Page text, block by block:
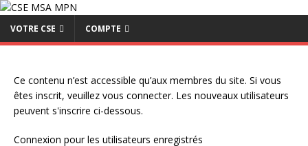
VOTRE CSE COMPTE
Ce contenu n’est accessible qu’aux membres du site. Si vous
êtes inscrit, veuillez vous connecter. Les nouveaux utilisateurs
peuvent s'inscrire ci-dessous.
Connexion pour les utilisateurs enregistrés